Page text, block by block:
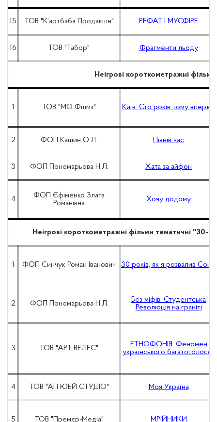
15 ТОВ "К’артбаба Продакшн" РЕФАТ І МУСФІРЕ
16 ТОВ "Табор" Фрагменти льоду
Неігрові короткометражні
1 ТОВ "МО Філмз" Київ. Сто років тому вперед
2 ФОП Кашин О.Л. Півнів час
3 ФОП Пономарьова Н.Л. Хата за айфон
4
ФОП Єфіменко Злата
Романівна
Хочу додому
Неігрові короткометражні фільми тематичні "30-
1 ФОП Синчук Роман Іванович 30 років, як я розвалив Союз
2 ФОП Пономарьова Н.Л.
Без міфів. Студентська
Революція на граніті
3 ТОВ "АРТ ВЕЛЕС"
ЕТНОФОНІЯ. Феномен
українського багатоголосся
4 ТОВ "АП ЮЕЙ СТУДІО" Моя Україна
5 ТОВ "Премєр-Медіа" МРІЙНИКИ